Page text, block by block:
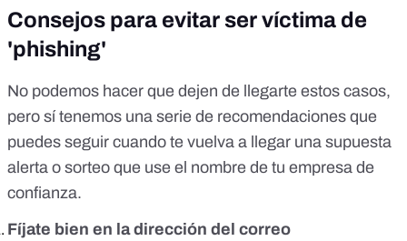
Consejos para evitar ser víctima de
'phishing'
No podemos hacer que dejen de llegarte estos casos,
pero sí tenemos una serie de recomendaciones que
puedes seguir cuando te vuelva a llegar una supuesta
alerta o sorteo que use el nombre de tu empresa de
confianza.
Fíjate bien en la dirección del correo